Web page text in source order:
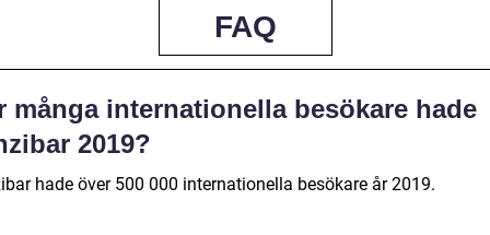
FAQ
många internationella besökare hade
2019?
hade över 500 000 internationella besökare år 2019.